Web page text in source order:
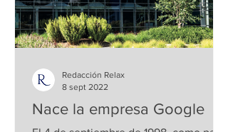
Nace la empresa Google
Redacción Relax
8 sept 2022